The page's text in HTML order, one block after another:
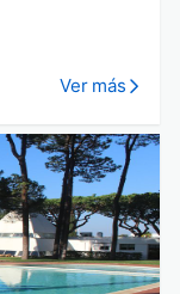
Ver más